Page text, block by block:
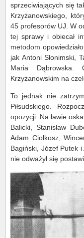
sprzeciwiających się
Krzyżanowskiego,
45 profesorów UJ. W
tej sprawy i obiecał
metodom
jak Antoni Słonimski,
Maria Dąbrowska.
Krzyżanowskim na
To jednak nie
Piłsudskiego.
opozycji. Na ławie
Balicki, Stanisław
Adam Ciołkosz,
Bagiński, Józef Putek i
nie odważył się